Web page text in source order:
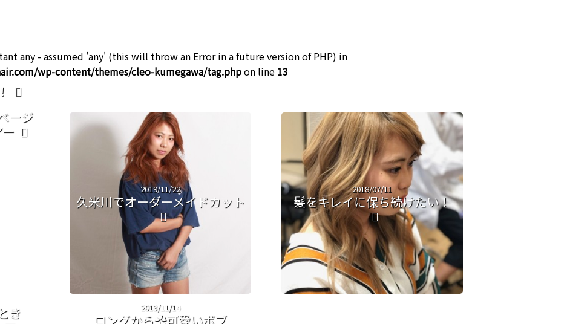
any - assumed 'any' (this will throw an Error in a future version of PHP) in
wp-content/themes/cleo-kumegawa/tag.phpon line 13
ージ
2019/11/22
久米川でオーダーメイドカット
2018/07/11
髪をキレイに保ち続けたい！
き
2013/11/14
ロングから✿可愛いボブ